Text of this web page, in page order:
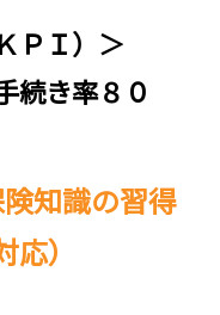
ＰＩ）＞
続き率８０
知識の習得
）